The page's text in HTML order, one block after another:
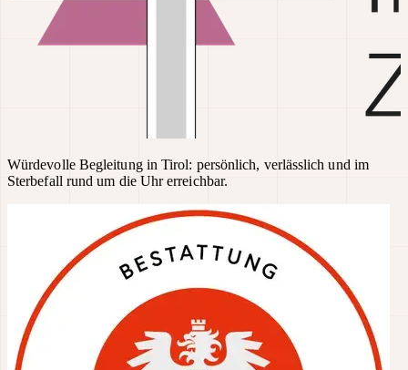
Würdevolle Begleitung in Tirol: persönlich, verlässlich und im
Sterbefall rund um die Uhr erreichbar.